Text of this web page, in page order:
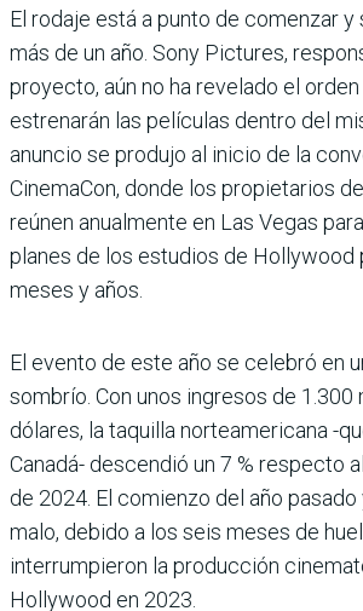
El rodaje está a punto de comenzar y
más de un año. Sony Pictures,
proyecto, aún no ha revelado el
estrenarán las películas dentro del
anuncio se produjo al inicio de la
CinemaCon, donde los propietarios
reúnen anualmente en Las Vegas
planes de los estudios de Hollywood
meses y años.
El evento de este año se celebró en
sombrío. Con unos ingresos de 1.300
dólares, la taquilla norteamericana -
Canadá- descendió un 7 % respecto
de 2024. El comienzo del año pasado
malo, debido a los seis meses de
interrumpieron la producción
Hollywood en 2023.